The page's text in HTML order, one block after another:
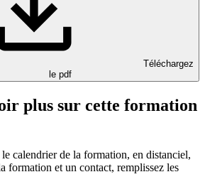
Téléchargez
le pdf
plus sur cette formation
calendrier de la formation, en distanciel,
formation et un contact, remplissez les